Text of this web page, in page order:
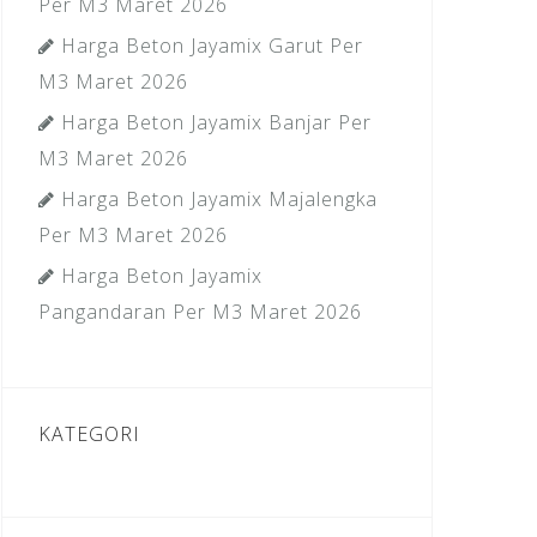
Harga Beton Jayamix Garut Per
M3 Maret 2026
Harga Beton Jayamix Banjar Per
M3 Maret 2026
Harga Beton Jayamix Majalengka
Per M3 Maret 2026
Harga Beton Jayamix
Pangandaran Per M3 Maret 2026
KATEGORI